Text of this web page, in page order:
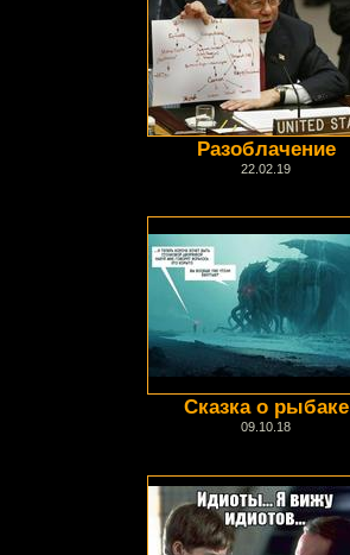
Разоблачение
22.02.19
Сказка о рыбаке
09.10.18